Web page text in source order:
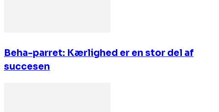
Beha-parret: Kærlighed er en stor del af
succesen